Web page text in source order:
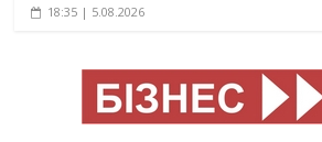
18:35 | 5.08.2026